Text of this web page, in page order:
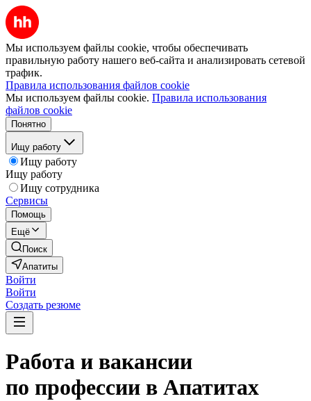
Мы используем файлы cookie, чтобы обеспечивать
правильную работу нашего веб-сайта и анализировать сетевой
трафик.
Правила использования файлов cookie
Мы используем файлы cookie. Правила использования
файлов cookie
Понятно
Ищу работу
Ищу работу
Ищу работу
Ищу сотрудника
Сервисы
Помощь
Ещё
Поиск
Апатиты
Войти
Войти
Создать резюме
Работа и вакансии
по профессии в Апатитах